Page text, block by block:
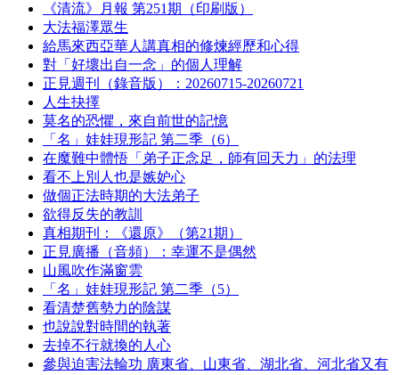
《清流》月報 第251期（印刷版）
大法福澤眾生
給馬來西亞華人講真相的修煉經歷和心得
對「好壞出自一念」的個人理解
正見週刊（錄音版）：20260715-20260721
人生抉擇
莫名的恐懼，來自前世的記憶
「名」娃娃現形記 第二季（6）
在魔難中體悟「弟子正念足，師有回天力」的法理
看不上別人也是嫉妒心
做個正法時期的大法弟子
欲得反失的教訓
真相期刊：《還原》（第21期）
正見廣播（音頻）：幸運不是偶然
山風吹作滿窗雲
「名」娃娃現形記 第二季（5）
看清楚舊勢力的陰謀
也說說對時間的執著
去掉不行就換的人心
參與迫害法輪功 廣東省、山東省、湖北省、河北省又有